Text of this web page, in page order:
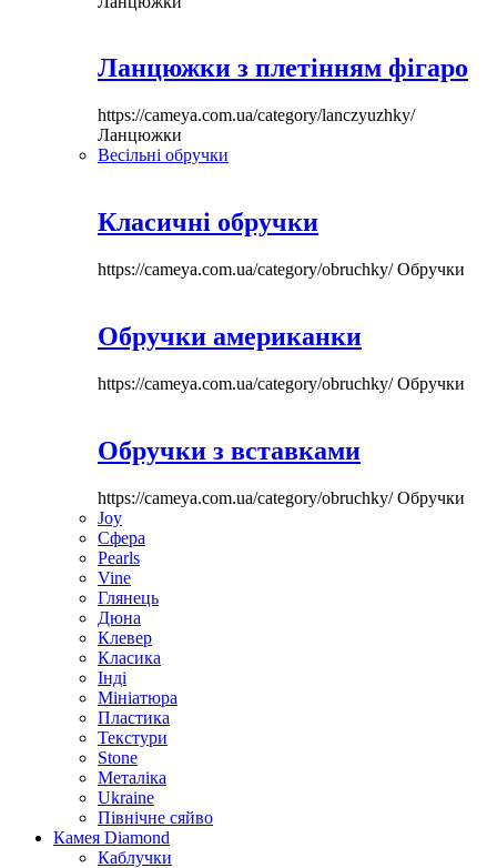
Ланцюжки з плетінням фігаро
https://cameya.com.ua/category/lanczyuzhky/
Ланцюжки
Весільні обручки
Класичні обручки
https://cameya.com.ua/category/obruchky/Обручки
Обручки американки
https://cameya.com.ua/category/obruchky/Обручки
Обручки з вставками
https://cameya.com.ua/category/obruchky/Обручки
Joy
Сфера
Pearls
Vine
Глянець
Дюна
Клевер
Класика
Інді
Мініатюра
Пластика
Текстури
Stone
Металіка
Ukraine
Північне сяйво
Камея Diamond
Каблучки